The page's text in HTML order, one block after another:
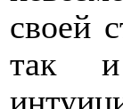
своей
так и